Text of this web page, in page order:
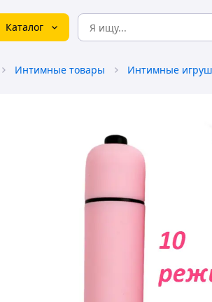
Каталог
Интимные товары Интимные